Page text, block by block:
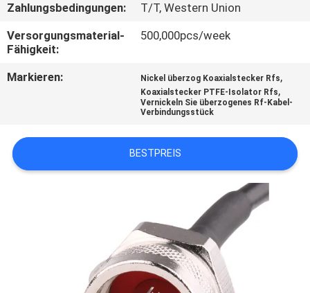
NEUIGKEITEN
RECHTSSACHEN
EIN
ANGEBOT
DATENSCHUTZRICHTLINIE
Zahlungsbedingungen:
T/T, Western Union
Versorgungsmaterial-
Fähigkeit:
500,000pcs/week
Markieren: Nickel überzog Koaxialstecker Rfs,
Koaxialstecker PTFE-Isolator Rfs,
Vernickeln Sie überzogenes Rf-Kabel-
Verbindungsstück
BESTPREIS